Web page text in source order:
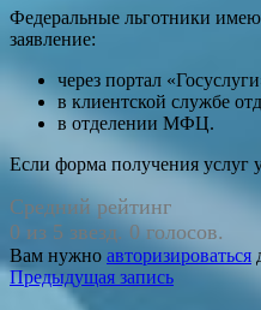
Федеральные льготники
заявление:
через портал
в клиентской службе
в отделении МФЦ.
Если форма получения услуг
Средний рейтинг
0 из 5 звезд. 0 голосов.
Вам нужно авторизироваться
Навигация
Предыдущая запись